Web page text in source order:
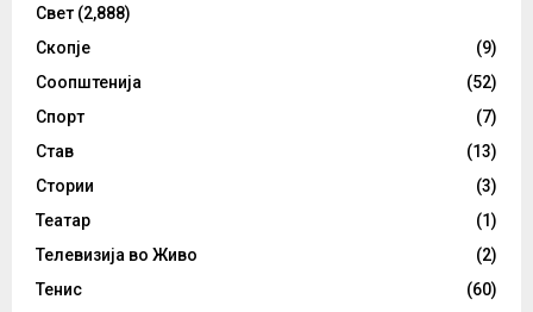
Свет (2,888)
Скопје
(9)
Соопштенија
(52)
Спорт
(7)
Став
(13)
Стории
(3)
Театар
(1)
Телевизија во Живо
(2)
Тенис
(60)